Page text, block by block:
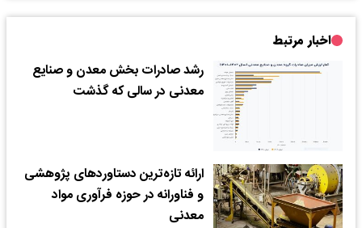
اخبار مرتبط
رشد صادرات بخش معدن و صنایع
معدنی در سالی که گذشت
ارائه تازه‌ترین دستاوردهای پژوهشی
و فناورانه در حوزه فرآوری مواد
معدنی